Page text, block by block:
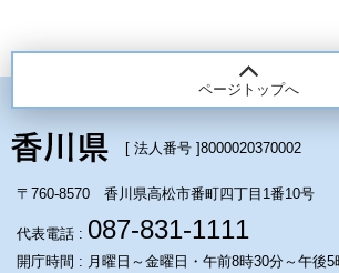
ページトップへ
[ 法人番号 ]8000020370002
〒760-8570 香川県高松市番町四丁目1番10号
代表電話 : 087-831-1111
開庁時間 : 月曜日～金曜日・午前8時30分～午後5